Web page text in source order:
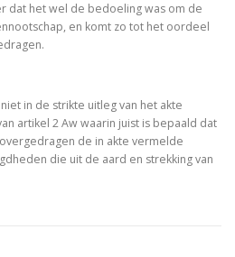
dat het wel de bedoeling was om de
en komt zo tot het oordeel
in de strikte uitleg van het akte
artikel 2 Aw waarin juist is bepaald dat
de in akte vermelde
die uit de aard en strekking van